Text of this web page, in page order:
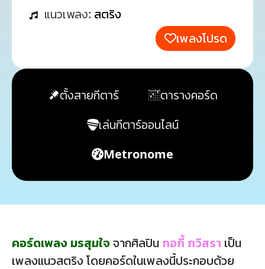
แนวเพลง: สตริง
เพลงโปรด
ตั้งสายกีตาร์
ตารางคอร์ด
เล่นกีตาร์ออนไลน์
Metronome
คอร์ดเพลง มรสุมใจจากศิลปิน กอกี้ กวิสรา เป็น
เพลงแนวสตริง โดยคอร์ดในเพลงนี้ประกอบด้วย